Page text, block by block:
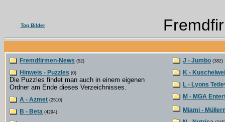
Top Bilder
Fremdfirmen-News (52)
Hinweis - Puzzles (0)
Die Puzzles findet man auch in einem eigenen
Ordner am Ende dieses Verzeichnisses.
A - Azmet (2510)
B - Beta (4294)
J - Jumbo (382)
K -
L - Lyons
M - MGA
Miami -